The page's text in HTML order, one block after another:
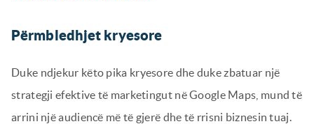
Përmbledhjet kryesore
Duke ndjekur këto pika kryesore dhe duke zbatuar një
strategji efektive të marketingut në Google Maps, mund të
arrini një audiencë më të gjerë dhe të rrisni biznesin tuaj.